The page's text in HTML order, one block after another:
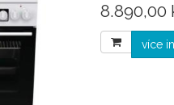
8.890,00
více